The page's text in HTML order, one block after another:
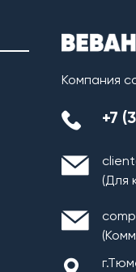
Компания
+7
(Для